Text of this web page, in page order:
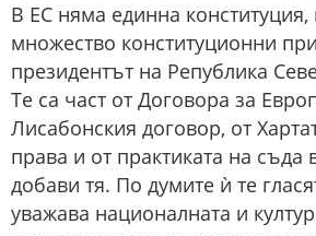
В ЕС няма единна
множество конституционни
президентът на Република
Те са част от Договора за
Лисабонския договор, от
права и от практиката на съда
добави тя. По думите ѝ те
уважава националната и